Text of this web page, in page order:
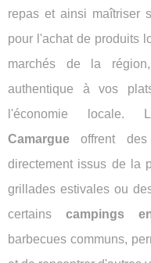
repas et ainsi maîtriser
pour l'achat de produits
marchés de la
authentique à vos
l'économie
Camargue offrent
directement issus de la
grillades estivales ou
certains campings
barbecues communs,